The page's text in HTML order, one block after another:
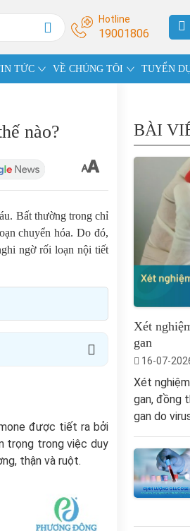
Hotline
19001806
TỨC VỀ CHÚNG TÔI TUYỂN
nào?
Bất thường trong chỉ
chuyển hóa. Do đó,
ngờ rối loạn nội tiết
được tiết ra bởi
trọng trong việc duy
thận và ruột.
BÀI
Xét
gan
16-07-
Xét
gan, đồng
gan do